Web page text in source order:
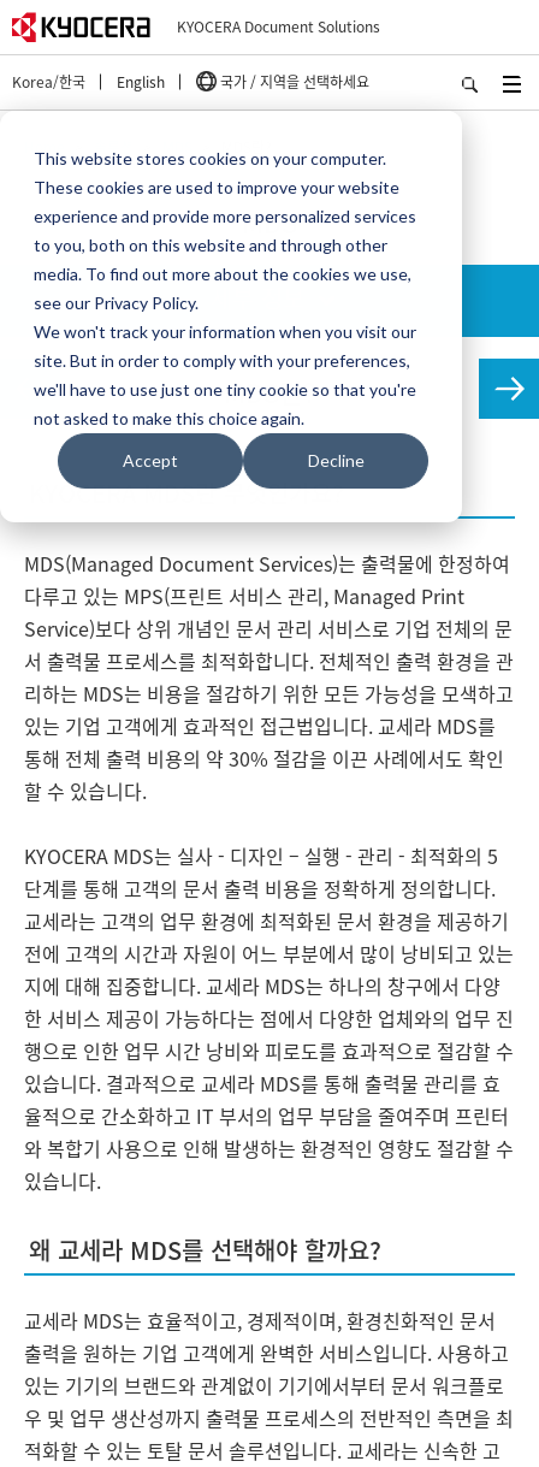
This website stores cookies on your computer.
These cookies are used to improve your website
experience and provide more personalized services
to you, both on this website and through other
media. To find out more about the cookies we use,
see our Privacy Policy.
We won't track your information when you visit our
site. But in order to comply with your preferences,
we'll have to use just one tiny cookie so that you're
not asked to make this choice again.
Accept Decline
KYOCERA Document Solutions
Korea/한국 English 국가 / 지역을 선택하세요
MDS
MDS란?
KYOCERA MDS란 무엇인가요?
MDS(Managed Document Services)는 출력물에 한정하여
다루고 있는 MPS(프린트 서비스 관리, Managed Print
Service)보다 상위 개념인 문서 관리 서비스로 기업 전체의 문
서 출력물 프로세스를 최적화합니다. 전체적인 출력 환경을 관
리하는 MDS는 비용을 절감하기 위한 모든 가능성을 모색하고
있는 기업 고객에게 효과적인 접근법입니다. 교세라 MDS를
통해 전체 출력 비용의 약 30% 절감을 이끈 사례에서도 확인
할 수 있습니다.
KYOCERA MDS는 실사 - 디자인 – 실행 - 관리 - 최적화의 5
단계를 통해 고객의 문서 출력 비용을 정확하게 정의합니다.
교세라는 고객의 업무 환경에 최적화된 문서 환경을 제공하기
전에 고객의 시간과 자원이 어느 부분에서 많이 낭비되고 있는
지에 대해 집중합니다. 교세라 MDS는 하나의 창구에서 다양
한 서비스 제공이 가능하다는 점에서 다양한 업체와의 업무 진
행으로 인한 업무 시간 낭비와 피로도를 효과적으로 절감할 수
있습니다. 결과적으로 교세라 MDS를 통해 출력물 관리를 효
율적으로 간소화하고 IT 부서의 업무 부담을 줄여주며 프린터
와 복합기 사용으로 인해 발생하는 환경적인 영향도 절감할 수
있습니다.
왜 교세라 MDS를 선택해야 할까요?
교세라 MDS는 효율적이고, 경제적이며, 환경친화적인 문서
출력을 원하는 기업 고객에게 완벽한 서비스입니다. 사용하고
있는 기기의 브랜드와 관계없이 기기에서부터 문서 워크플로
우 및 업무 생산성까지 출력물 프로세스의 전반적인 측면을 최
적화할 수 있는 토탈 문서 솔루션입니다. 교세라는 신속한 고